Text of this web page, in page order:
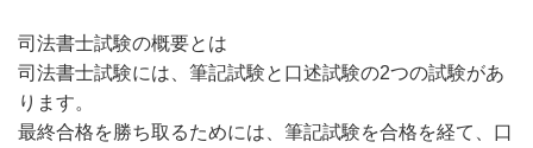
司法書士試験の概要とは
司法書士試験には、 筆記試験と口述試験の2つの試験があ
ります。
最終合格を勝ち取るためには、筆記試験を合格を経て、口